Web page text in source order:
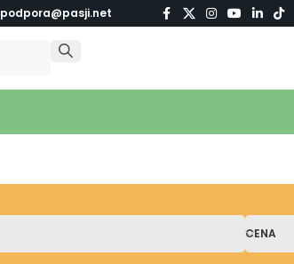
podpora@pasji.net
CENA